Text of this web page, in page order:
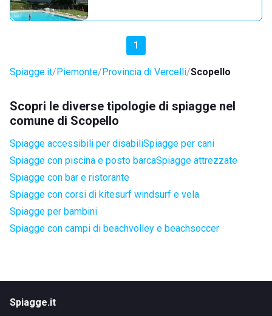
1
Spiagge.it Piemonte Provincia di Vercelli Scopello
Scopri le diverse tipologie di spiagge nel
comune di Scopello
Spiagge accessibili per disabiliSpiagge per cani
Spiagge con piscina e posto barcaSpiagge attrezzate
Spiagge con bar e ristorante
Spiagge con corsi di kitesurf windsurf e vela
Spiagge per bambini
Spiagge con campi di beachvolley e beachsoccer
Spiagge.it